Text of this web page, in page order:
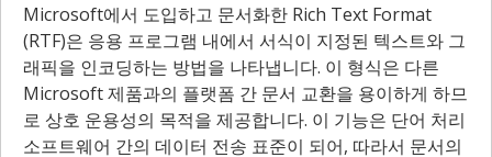
Microsoft에서 도입하고 문서화한 Rich Text Format
(RTF)은 응용 프로그램 내에서 서식이 지정된 텍스트와 그
래픽을 인코딩하는 방법을 나타냅니다. 이 형식은 다른
Microsoft 제품과의 플랫폼 간 문서 교환을 용이하게 하므
로 상호 운용성의 목적을 제공합니다. 이 기능은 단어 처리
소프트웨어 간의 데이터 전송 표준이 되어, 따라서 문서의